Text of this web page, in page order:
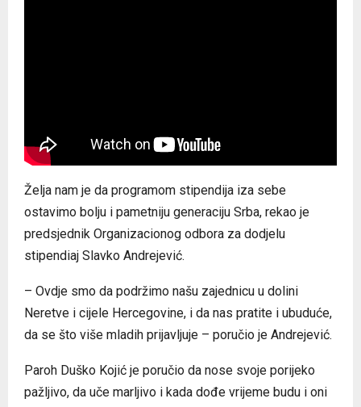
Želja nam je da programom stipendija iza sebe
ostavimo bolju i pametniju generaciju Srba, rekao je
predsjednik Organizacionog odbora za dodjelu
stipendiaj Slavko Andrejević.
– Ovdje smo da podržimo našu zajednicu u dolini
Neretve i cijele Hercegovine, i da nas pratite i ubuduće,
da se što više mladih prijavljuje – poručio je Andrejević.
Paroh Duško Kojić je poručio da nose svoje porijeko
pažljivo, da uče marljivo i kada dođe vrijeme budu i oni